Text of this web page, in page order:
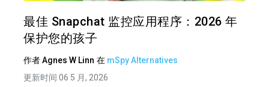
最佳 Snapchat 监控应用程序：2026 年
保护您的孩子
作者Agnes W Linn 在 mSpy Alternatives
更新时间 06 5 月, 2026